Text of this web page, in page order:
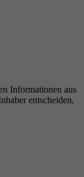
Informationen aus
entscheiden,